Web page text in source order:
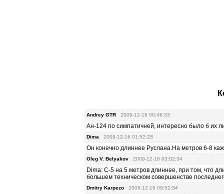
Andrey GTR 2009-12-16 00:46:33
Ан-124 по симпатичней, интересно было б их
Dima 2009-12-16 01:52:28
Он конечно длиннее Руслана.На метров 6-8
Oleg V. Belyakov 2009-12-16 03:02:34
Dima: С-5 на 5 метров длиннее, при том, что
большем техническом совершенстве
Dmitry Karpezo 2009-12-16 09:52:34